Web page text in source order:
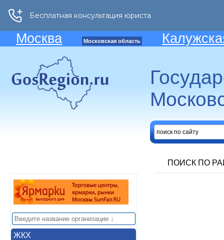
Москва Московская область
ПОИСК ПО
ЖКХ